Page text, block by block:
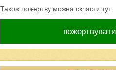
Також пожертву можна скласти тут:
пожертвувати